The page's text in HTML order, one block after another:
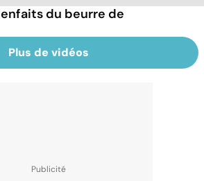
du beurre de
Plus de vidéos